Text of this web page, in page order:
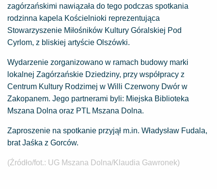
zagórzańskimi nawiązała do tego podczas spotkania
rodzinna kapela Kościelnioki reprezentująca
Stowarzyszenie Miłośników Kultury Góralskiej Pod
Cyrlom, z bliskiej artyście Olszówki.
Wydarzenie zorganizowano w ramach budowy marki
lokalnej Zagórzańskie Dziedziny, przy współpracy z
Centrum Kultury Rodzimej w Willi Czerwony Dwór w
Zakopanem. Jego partnerami byli: Miejska Biblioteka
Mszana Dolna oraz PTL Mszana Dolna.
Zaproszenie na spotkanie przyjął m.in. Władysław Fudala,
brat Jaśka z Gorców.
(Źródło/fot.: UG Mszana Dolna/Klaudia Gawronek)